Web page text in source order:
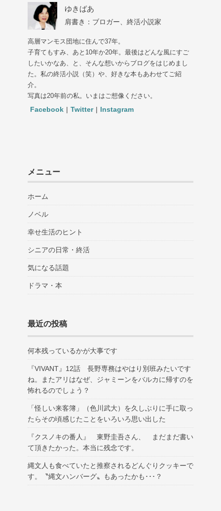
ゆきばあ
肩書き：ブロガー、終活小説家
高層マンモス団地に住んで37年。
子育てもすみ、あと10年か20年。最後はどんな風にすご
したいかなあ、と、そんな想いからブログをはじめまし
た。私の終活小説（笑）や、好きな本もあわせてご紹
介。
写真は20年前の私。いまはご想像ください。
Facebook | Twitter | Instagram
メニュー
ホーム
ノベル
幸せ生活のヒント
シニアの日常・終活
気になる話題
ドラマ・本
最近の投稿
何本残っているかが大事です
『VIVANT』12話 長野専務はやはり別班みたいです
ね。またアリはなぜ、ジャミーンをバルカに帰すのを
怖れるのでしょう？
「怪しい来客簿」（色川武大）を久しぶりに手に取っ
たらその頃感じたことをいろいろ思い出した
『クスノキの番人』 東野圭吾さん、 まだまだ書い
て頂きたかった。本当に残念です。
縄文人も食べていたと推察されるどんぐりクッキーで
す。〝縄文ハンバーグ〟もあったかも･･･？